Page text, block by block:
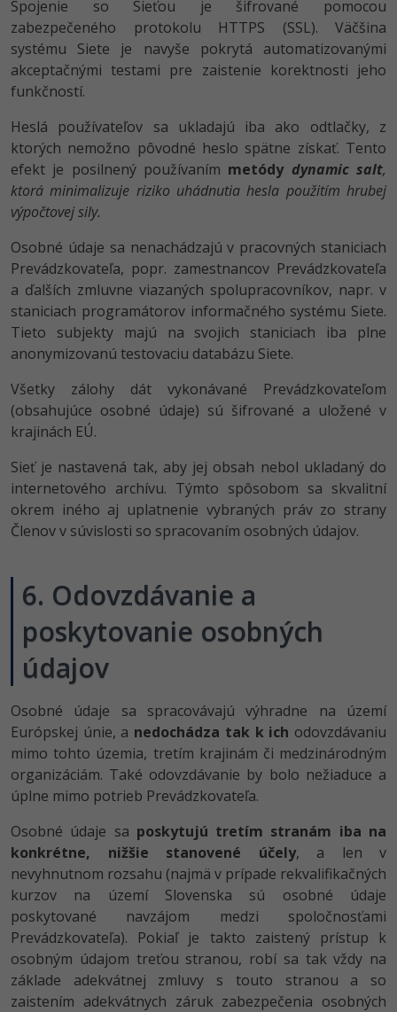
Spojenie so Sieťou je šifrované pomocou
zabezpečeného protokolu HTTPS (SSL). Väčšina
systému Siete je navyše pokrytá automatizovanými
akceptačnými testami pre zaistenie korektnosti jeho
funkčností.
Heslá používateľov sa ukladajú iba ako odtlačky, z
ktorých nemožno pôvodné heslo spätne získať. Tento
efekt je posilnený používaním metódy dynamic salt,
ktorá minimalizuje riziko uhádnutia hesla použitím hrubej
výpočtovej sily.
Osobné údaje sa nenachádzajú v pracovných staniciach
Prevádzkovateľa, popr. zamestnancov Prevádzkovateľa
a ďalších zmluvne viazaných spolupracovníkov, napr. v
staniciach programátorov informačného systému Siete.
Tieto subjekty majú na svojich staniciach iba plne
anonymizovanú testovaciu databázu Siete.
Všetky zálohy dát vykonávané Prevádzkovateľom
(obsahujúce osobné údaje) sú šifrované a uložené v
krajinách EÚ.
Sieť je nastavená tak, aby jej obsah nebol ukladaný do
internetového archívu. Týmto spôsobom sa skvalitní
okrem iného aj uplatnenie vybraných práv zo strany
Členov v súvislosti so spracovaním osobných údajov.
6. Odovzdávanie a
poskytovanie osobných
údajov
Osobné údaje sa spracovávajú výhradne na území
Európskej únie, a nedochádza tak k ich odovzdávaniu
mimo tohto územia, tretím krajinám či medzinárodným
organizáciám. Také odovzdávanie by bolo nežiaduce a
úplne mimo potrieb Prevádzkovateľa.
Osobné údaje sa poskytujú tretím stranám iba na
konkrétne, nižšie stanovené účely, a len v
nevyhnutnom rozsahu (najmä v prípade rekvalifikačných
kurzov na území Slovenska sú osobné údaje
poskytované navzájom medzi spoločnosťami
Prevádzkovateľa). Pokiaľ je takto zaistený prístup k
osobným údajom treťou stranou, robí sa tak vždy na
základe adekvátnej zmluvy s touto stranou a so
zaistením adekvátnych záruk zabezpečenia osobných